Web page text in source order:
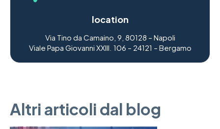
location
Via Tino da Camaino, 9, 80128 – Napoli
Viale Papa Giovanni XXIII. 106 – 24121 – Bergamo
Altri articoli dal blog